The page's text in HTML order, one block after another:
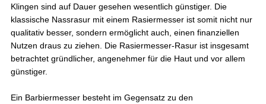
...riecht verdammt gut 👍 ...hält verdammt lange
👍 Absolut zu empfehlen...
6.8.2026
Jörg
Kaufe ich immer wieder gern, Top Produkt
Klingen sind auf Dauer gesehen wesentlich günstiger. Die
klassische Nassrasur mit einem Rasiermesser ist somit nicht nur
qualitativ besser, sondern ermöglicht auch, einen finanziellen
Nutzen draus zu ziehen. Die Rasiermesser-Rasur ist insgesamt
betrachtet gründlicher, angenehmer für die Haut und vor allem
günstiger.
Ein Barbiermesser besteht im Gegensatz zu den